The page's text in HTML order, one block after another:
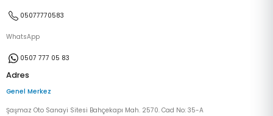
05077770583
WhatsApp
0507 777 05 83
Adres
Genel Merkez
Şaşmaz Oto Sanayi Sitesi Bahçekapı Mah. 2570. Cad No: 35-A